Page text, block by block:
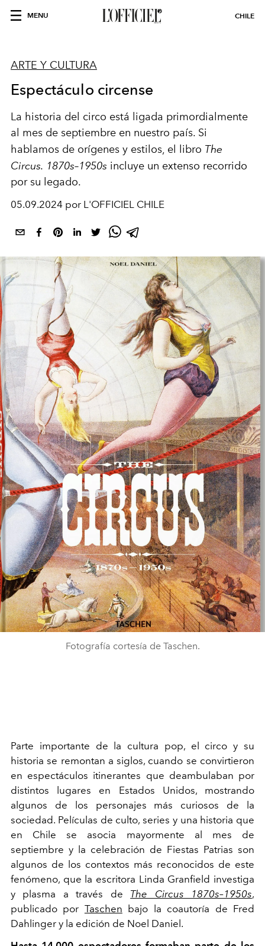
MENU CHILE
ARTE Y CULTURA
Espectáculo circense
La historia del circo está ligada primordialmente
al mes de septiembre en nuestro país. Si
hablamos de orígenes y estilos, el libro The
Circus. 1870s–1950s incluye un extenso recorrido
por su legado.
05.09.2024 por L'OFFICIEL CHILE
Fotografía cortesía de Taschen.
Parte importante de la cultura pop, el circo y su
historia se remontan a siglos, cuando se convirtieron
en espectáculos itinerantes que deambulaban por
distintos lugares en Estados Unidos, mostrando
algunos de los personajes más curiosos de la
sociedad. Películas de culto, series y una historia que
en Chile se asocia mayormente al mes de
septiembre y la celebración de Fiestas Patrias son
algunos de los contextos más reconocidos de este
fenómeno, que la escritora Linda Granfield investiga
y plasma a través de The Circus 1870s–1950s,
publicado por Taschen bajo la coautoría de Fred
Dahlinger y la edición de Noel Daniel.